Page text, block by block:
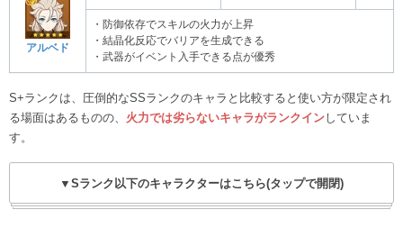
アルベド
・防御依存でスキルの火力が上昇
・結晶化反応でバリアを生成できる
・武器がイベント入手できる点が優秀
S+ランクは、圧倒的なSSランクのキャラと比較すると使い方が限定され
る場面はあるものの、 火力では劣らないキャラがランクインしていま
す。
▼Sランク以下のキャラクターはこちら(タップで開閉)